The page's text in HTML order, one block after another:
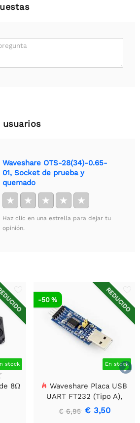
usuarios
Waveshare OTS-28(34)-0.65-
01, Socket de prueba y
quemado
★ ★ ★ ★ ★
Haz clic en una estrella para dejar tu
opinión.

stock
8Ω
REDUCIDO
En stock
-50 %
Waveshare Placa USB
UART FT232 (Tipo A),
Módulo de Comunicación
USB a TTL (UART)
€ 6,95 € 3,50